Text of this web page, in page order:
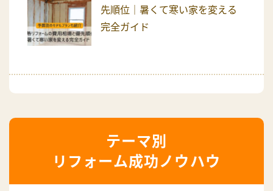
先順位｜暑くて寒い家を変える
完全ガイド
リフォーム成功ノウハウ